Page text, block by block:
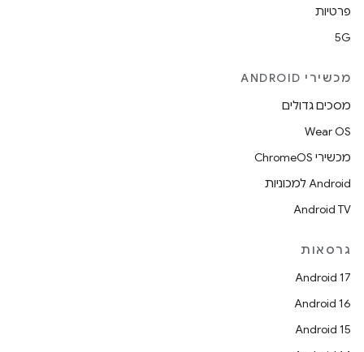
פרטיות
5G
מכשירי ANDROID
מסכים גדולים
Wear OS
מכשירי ChromeOS
Android למכוניות
Android TV
גרסאות
Android 17
Android 16
Android 15